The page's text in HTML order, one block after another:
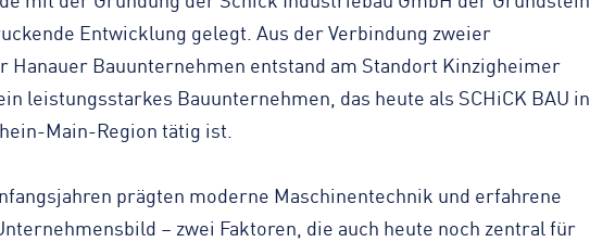
Entwicklung gelegt. Aus der Verbindung zweier
Hanauer Bauunternehmen entstand am Standort Kinzigheimer
leistungsstarkes Bauunternehmen, das heute als SCHiCK BAU in
Main-Region tätig ist.
prägten moderne Maschinentechnik und erfahrene
– zwei Faktoren, die auch heute noch zentral für